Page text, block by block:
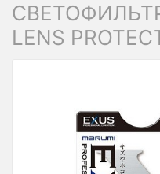
СВЕТОФИЛЬТР
LENS